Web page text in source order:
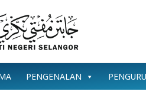
PENGENALAN